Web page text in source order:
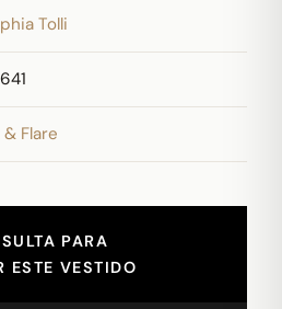
Tolli
& Flare
PARA
ESTE VESTIDO